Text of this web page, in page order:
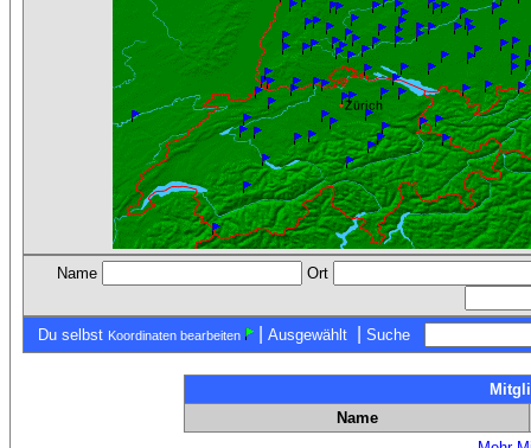
Name Ort
Du selbst Koordinaten bearbeiten | Ausgewählt Suche
Name